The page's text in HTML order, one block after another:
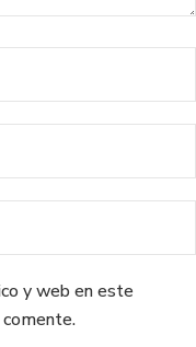
y web en este